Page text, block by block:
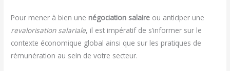
Pour mener à bien une négociation salaire ou anticiper une
revalorisation salariale, il est impératif de s’informer sur le
contexte économique global ainsi que sur les pratiques de
rémunération au sein de votre secteur.